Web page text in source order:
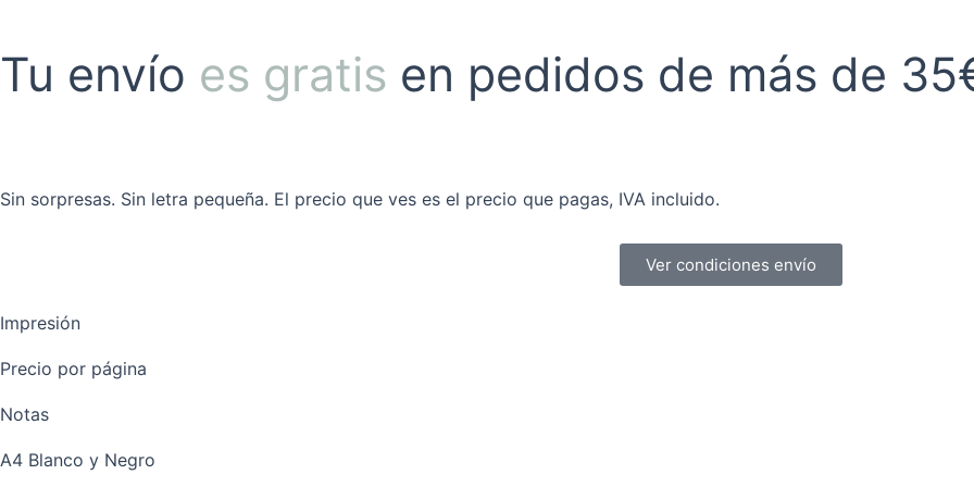
Tu envío es gratis en pedidos de más de
Sin sorpresas. Sin letra pequeña. El precio que ves es el precio que pagas, IVA incluido.
Ver condiciones envío
Impresión
Precio por página
Notas
A4 Blanco y Negro